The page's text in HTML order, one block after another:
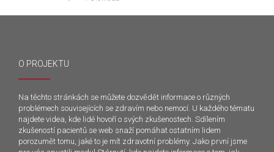
O PROJEKTU
Na těchto stránkách se můžete dozvědět informace o různých
problémech souvisejících se zdravím nebo nemocí. U každého tématu
najdete videa, kde lidé hovoří o svých zkušenostech. Sdílením
zkušeností pacientů se web snaží pomáhat ostatním lidem
porozumět tomu, jaké to je mít zdravotní problémy. Jako první jsme